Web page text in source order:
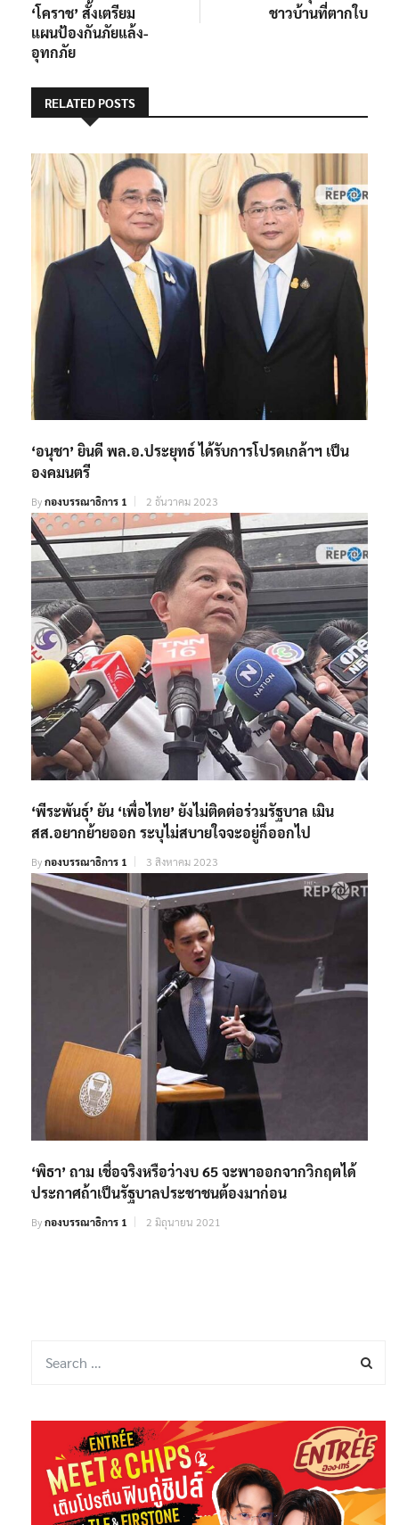
‘โคราช’ สั่งเตรียม
แผนป้องกันภัยแล้ง-
อุทกภัย
ชาวบ้าน​ที่ตากใบ
RELATED POSTS
‘อนุชา’ ยินดี พล.อ.ประยุทธ์ ได้รับการโปรดเกล้าฯ เป็น
องคมนตรี
Byกองบรรณาธิการ 1 2 ธันวาคม 2023
‘พีระพันธุ์’ ยัน ‘เพื่อไทย’ ยังไม่ติดต่อร่วมรัฐบาล เมิน
สส.อยากย้ายออก ระบุไม่สบายใจจะอยู่ก็ออกไป
Byกองบรรณาธิการ 1 3 สิงหาคม 2023
‘พิธา’ ถาม เชื่อจริงหรือว่างบ 65 จะพาออกจากวิกฤตได้
ประกาศถ้าเป็นรัฐบาลประชาชนต้องมาก่อน
Byกองบรรณาธิการ 1 2 มิถุนายน 2021